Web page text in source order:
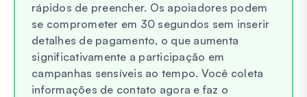
rápidos de preencher. Os apoiadores podem
se comprometer em 30 segundos sem inserir
detalhes de pagamento, o que aumenta
significativamente a participação em
campanhas sensíveis ao tempo. Você coleta
informações de contato agora e faz o